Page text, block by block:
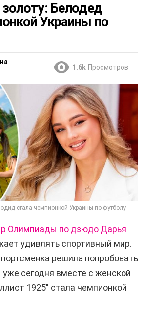
Белодед
Украины по
1.6k Просмотров
стала чемпионкой Украины по футболу
Олимпиады по дзюдо Дарья
удивлять спортивный мир.
решила попробовать
уже сегодня вместе с женской
1925″ стала чемпионкой